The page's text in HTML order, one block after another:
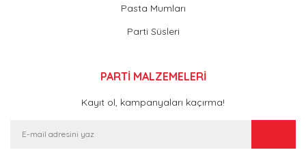
Pasta Mumları
Parti Süsleri
PARTİ MALZEMELERİ
Kayıt ol, kampanyaları kaçırma!